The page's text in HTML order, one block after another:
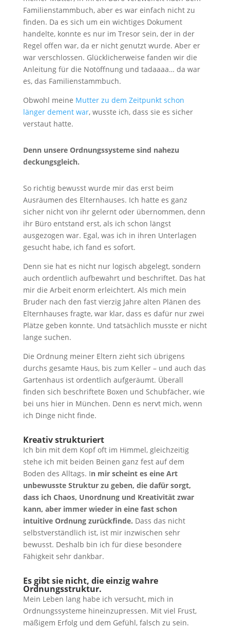
Familienstammbuch, aber es war einfach nicht zu
finden. Da es sich um ein wichtiges Dokument
handelte, konnte es nur im Tresor sein, der in der
Regel offen war, da er nicht genutzt wurde. Aber er
war verschlossen. Glücklicherweise fanden wir die
Anleitung für die Notöffnung und tadaaaa… da war
es, das Familienstammbuch.
Obwohl meine Mutter zu dem Zeitpunkt schon
länger dement war, wusste ich, dass sie es sicher
verstaut hatte.
Denn unsere Ordnungssysteme sind nahezu
deckungsgleich.
So richtig bewusst wurde mir das erst beim
Ausräumen des Elternhauses. Ich hatte es ganz
sicher nicht von ihr gelernt oder übernommen, denn
ihr Büro entstand erst, als ich schon längst
ausgezogen war. Egal, was ich in ihren Unterlagen
gesucht habe, ich fand es sofort.
Denn sie hat es nicht nur logisch abgelegt, sondern
auch ordentlich aufbewahrt und beschriftet. Das hat
mir die Arbeit enorm erleichtert. Als mich mein
Bruder nach den fast vierzig Jahre alten Plänen des
Elternhauses fragte, war klar, dass es dafür nur zwei
Plätze geben konnte. Und tatsächlich musste er nicht
lange suchen.
Die Ordnung meiner Eltern zieht sich übrigens
durchs gesamte Haus, bis zum Keller – und auch das
Gartenhaus ist ordentlich aufgeräumt. Überall
finden sich beschriftete Boxen und Schubfächer, wie
bei uns hier in München. Denn es nervt mich, wenn
ich Dinge nicht finde.
Kreativ strukturiert
Ich bin mit dem Kopf oft im Himmel, gleichzeitig
stehe ich mit beiden Beinen ganz fest auf dem
Boden des Alltags. In mir scheint es eine Art
unbewusste Struktur zu geben, die dafür sorgt,
dass ich Chaos, Unordnung und Kreativität zwar
kann, aber immer wieder in eine fast schon
intuitive Ordnung zurückfinde. Dass das nicht
selbstverständlich ist, ist mir inzwischen sehr
bewusst. Deshalb bin ich für diese besondere
Fähigkeit sehr dankbar.
Es gibt sie nicht, die einzig wahre
Ordnungsstruktur.
Mein Leben lang habe ich versucht, mich in
Ordnungssysteme hineinzupressen. Mit viel Frust,
mäßigem Erfolg und dem Gefühl, falsch zu sein.